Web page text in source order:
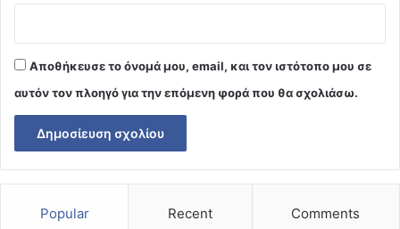
Αποθήκευσε το όνομά μου, email, και τον ιστότοπο μου σε
αυτόν τον πλοηγό για την επόμενη φορά που θα σχολιάσω.
Popular Recent Comments